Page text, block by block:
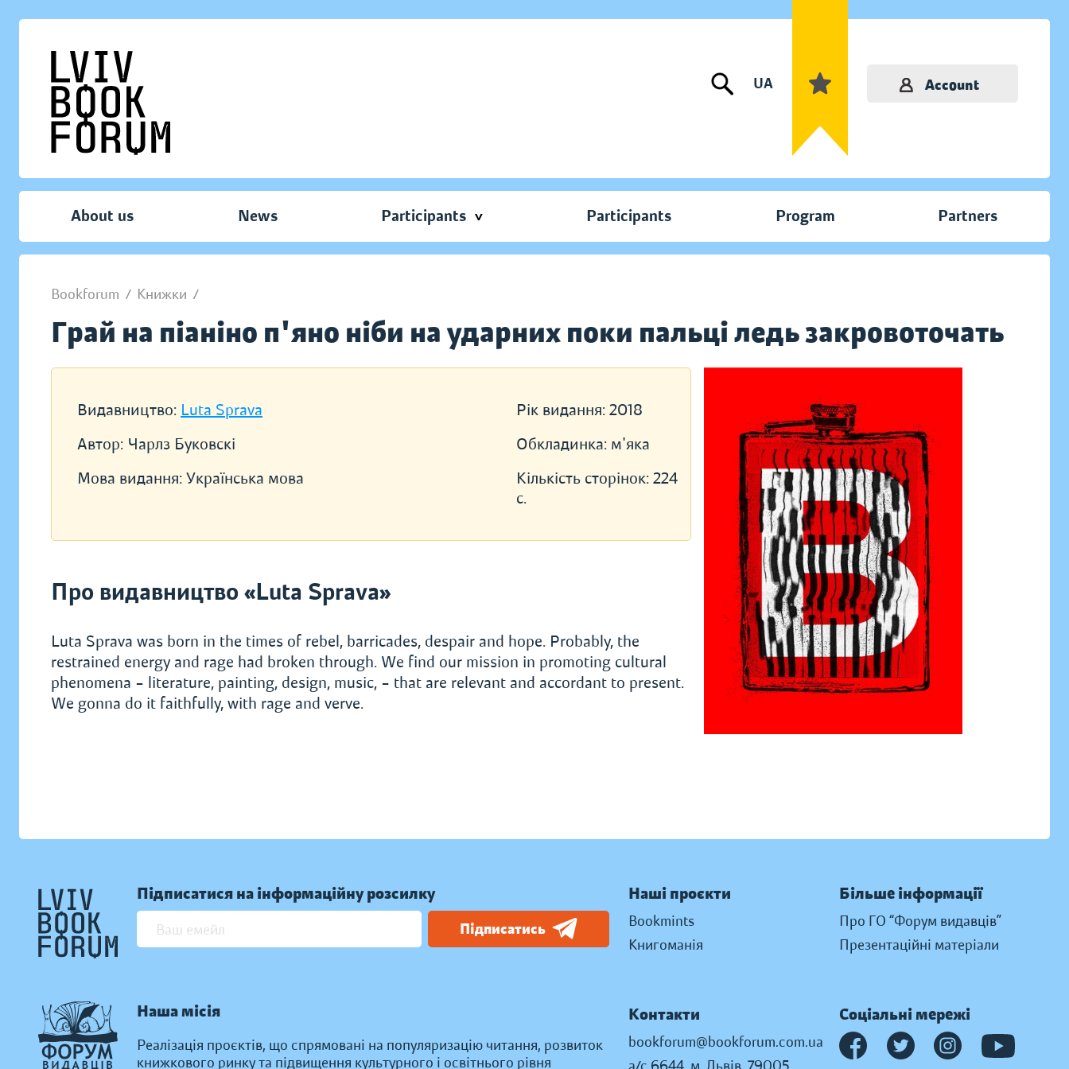
UA Account
About us News Participants Participants Program Partners
Bookforum / Книжки /
Грай на піаніно п'яно ніби на ударних поки пальці ледь закровоточать
Видавництво: Luta Sprava
Автор: Чарлз Буковскі
Мова видання: Українська мова
Рік видання: 2018
Обкладинка: м'яка
Кількість сторінок: 224
с.
Про видавництво «Luta Sprava»
Luta Sprava was born in the times of rebel, barricades, despair and hope. Probably, the
restrained energy and rage had broken through. We find our mission in promoting cultural
phenomena – literature, painting, design, music, – that are relevant and accordant to present.
We gonna do it faithfully, with rage and verve.
Підписатися на інформаційну розсилку
Підписатись
Наша місія
Реалізація проєктів, що спрямовані на популяризацію читання, розвиток
книжкового ринку та підвищення культурного і освітнього рівня
Наші проєкти
Bookmints
Книгоманія
Більше інформації
Про ГО “Форум видавців”
Презентаційні матеріали
Контакти
bookforum@bookforum.com.ua
Соціальні мережі